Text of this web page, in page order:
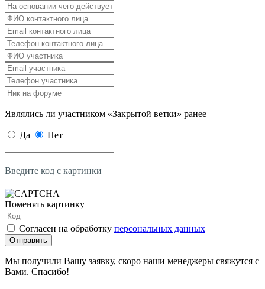
Являлись ли участником «Закрытой ветки» ранее
Да Нет
Введите код с картинки
Поменять картинку
Согласен на обработку персональных данных
Отправить
Мы получили Вашу заявку, скоро наши менеджеры свяжутся с
Вами. Спасибо!